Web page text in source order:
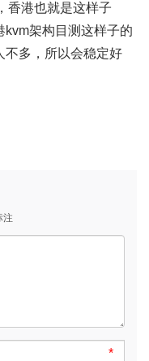
香港也就是这样子
kvm架构目测这样子的
不多，所以会稳定好
注
*